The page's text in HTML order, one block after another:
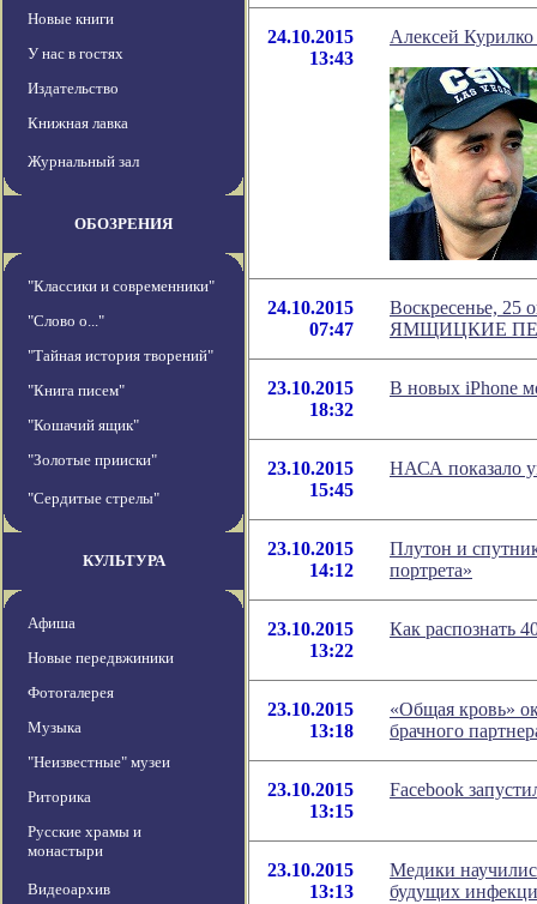
Новые книги
У нас в гостях
Издательство
Книжная лавка
Журнальный зал
ОБОЗРЕНИЯ
"Классики и современники"
"Слово о..."
"Тайная история творений"
"Книга писем"
"Кошачий ящик"
"Золотые прииски"
"Сердитые стрелы"
КУЛЬТУРА
Афиша
Новые передвжиники
Фотогалерея
Музыка
"Неизвестные" музеи
Риторика
Русские храмы и
монастыри
Видеоархив
24.10.2015
13:43
Алексей
24.10.2015
07:47
Воскресенье, 25
ЯМЩИЦКИЕ
23.10.2015
18:32
В новых iPhone
23.10.2015
15:45
НАСА показало
23.10.2015
14:12
Плутон и
портрета»
23.10.2015
13:22
Как распознать
23.10.2015
13:18
«Общая кровь»
брачного
23.10.2015
13:15
Facebook
23.10.2015
13:13
Медики
будущих